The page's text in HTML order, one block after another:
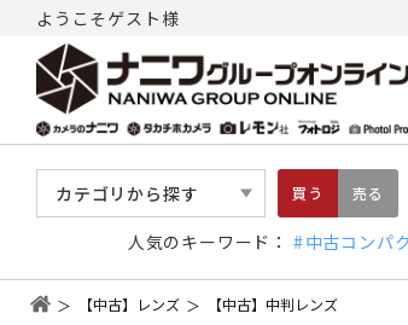
ようこそゲスト様
カテゴリから探す 買う 売る
人気のキーワード： 中古コンパ
【中古】レンズ 【中古】中判レンズ